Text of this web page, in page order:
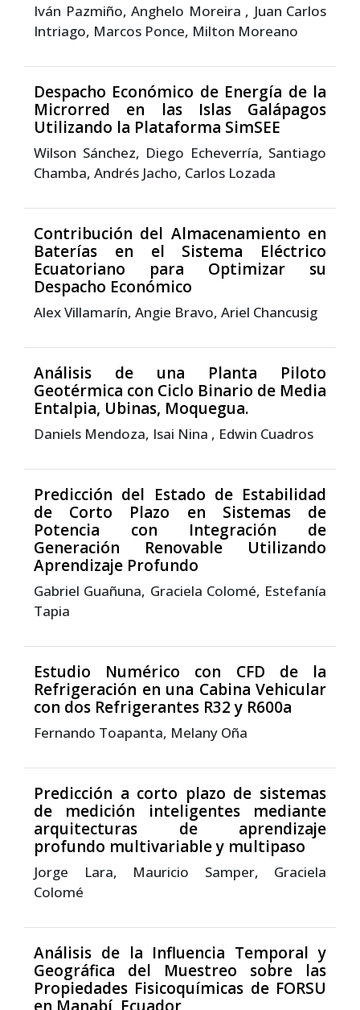
Iván Pazmiño, Anghelo Moreira , Juan Carlos
Intriago, Marcos Ponce, Milton Moreano
Despacho Económico de Energía de la
Microrred en las Islas Galápagos
Utilizando la Plataforma SimSEE
Wilson Sánchez, Diego Echeverría, Santiago
Chamba, Andrés Jacho, Carlos Lozada
Contribución del Almacenamiento en
Baterías en el Sistema Eléctrico
Ecuatoriano para Optimizar su
Despacho Económico
Alex Villamarín, Angie Bravo, Ariel Chancusig
Análisis de una Planta Piloto
Geotérmica con Ciclo Binario de Media
Entalpia, Ubinas, Moquegua.
Daniels Mendoza, Isai Nina , Edwin Cuadros
Predicción del Estado de Estabilidad
de Corto Plazo en Sistemas de
Potencia con Integración de
Generación Renovable Utilizando
Aprendizaje Profundo
Gabriel Guañuna, Graciela Colomé, Estefanía
Tapia
Estudio Numérico con CFD de la
Refrigeración en una Cabina Vehicular
con dos Refrigerantes R32 y R600a
Fernando Toapanta, Melany Oña
Predicción a corto plazo de sistemas
de medición inteligentes mediante
arquitecturas de aprendizaje
profundo multivariable y multipaso
Jorge Lara, Mauricio Samper, Graciela
Colomé
Análisis de la Influencia Temporal y
Geográfica del Muestreo sobre las
Propiedades Fisicoquímicas de FORSU